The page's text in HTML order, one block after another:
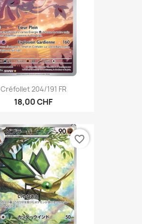
Créfollet 204/191 FR
18,00 CHF
favorite_border